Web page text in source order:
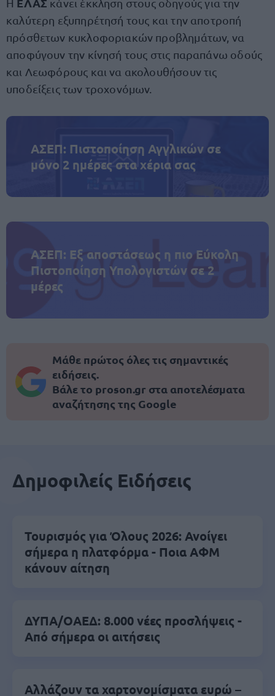
Η
κάνει έκκληση στους οδηγούς για την
καλύτερη εξυπηρέτησή τους και την αποτροπή
πρόσθετων κυκλοφοριακών προβλημάτων, να
αποφύγουν την κίνησή τους στις παραπάνω οδούς
και Λεωφόρους και να ακολουθήσουν τις
υποδείξεις των τροχονόμων.
ΑΣΕΠ: Πιστοποίηση Αγγλικών σε
μόνο 2 ημέρες στα χέρια σας
ΑΣΕΠ: Εξ αποστάσεως η πιο Εύκολη
Πιστοποίηση Υπολογιστών σε 2
μέρες
Μάθε πρώτος όλες τις σημαντικές
ειδήσεις.
Βάλε το proson.gr στα αποτελέσματα
αναζήτησης της Google
Δημοφιλείς Ειδήσεις
Τουρισμός για Όλους 2026: Ανοίγει
σήμερα η πλατφόρμα - Ποια ΑΦΜ
κάνουν αίτηση
ΔΥΠΑ/ΟΑΕΔ: 8.000 νέες προσλήψεις -
Από σήμερα οι αιτήσεις
Αλλάζουν τα χαρτονομίσματα ευρώ –